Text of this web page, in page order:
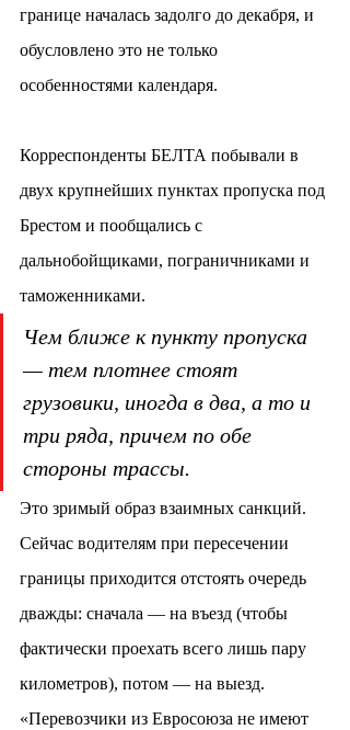
границе началась задолго до декабря, и
обусловлено это не только
особенностями календаря.
Корреспонденты БЕЛТА побывали в
двух крупнейших пунктах пропуска под
Брестом и пообщались с
дальнобойщиками, пограничниками и
таможенниками.
Чем ближе к пункту пропуска
— тем плотнее стоят
грузовики, иногда в два, а то и
три ряда, причем по обе
стороны трассы.
Это зримый образ взаимных санкций.
Сейчас водителям при пересечении
границы приходится отстоять очередь
дважды: сначала — на въезд (чтобы
фактически проехать всего лишь пару
километров), потом — на выезд.
«Перевозчики из Евросоюза не имеют